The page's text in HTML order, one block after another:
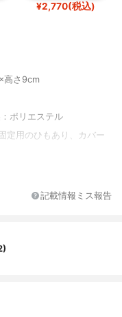
¥2,770(税込)
高さ9cm
ポリエステル
定用のひもあり、カバー
タンフォーム,ポリエチレ
記載情報ミス報告